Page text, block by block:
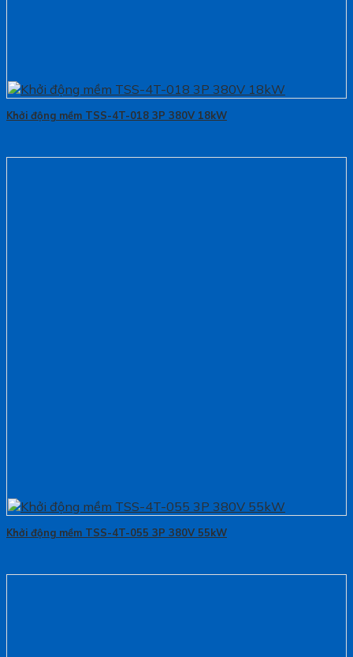
Khởi động mềm TSS-4T-018 3P 380V 18kW
Khởi động mềm TSS-4T-055 3P 380V 55kW